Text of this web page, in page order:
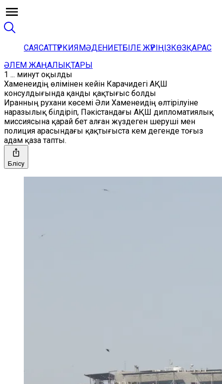
САЯСАТТҮРКИЯМӘДЕНИЕТБІЛЕ ЖҮРІҢІЗКӨЗҚАРАС
ӘЛЕМ ЖАҢАЛЫҚТАРЫ
1 ... минут оқылды
Хаменеидің өлімінен кейін Карачидегі АҚШ
консулдығында қанды қақтығыс болды
Иранның рухани көсемі Әли Хаменеидің өлтірілуіне
наразылық білдіріп, Пәкістандағы АҚШ дипломатиялық
миссиясына қарай бет алған жүздеген шеруші мен
полиция арасындағы қақтығыста кем дегенде тоғыз
адам қаза тапты.
Бөлісу